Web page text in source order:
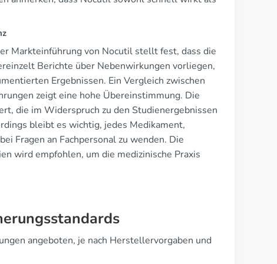
Markteinführung von Nocutil stellt fest, dass die
Berichte über Nebenwirkungen vorliegen,
Ergebnissen. Ein Vergleich zwischen
zeigt eine hohe Übereinstimmung. Die
die im Widerspruch zu den Studienergebnissen
bleibt es wichtig, jedes Medikament,
Fragen an Fachpersonal zu wenden. Die
wird empfohlen, um die medizinische Praxis
angeboten, je nach Herstellervorgaben und